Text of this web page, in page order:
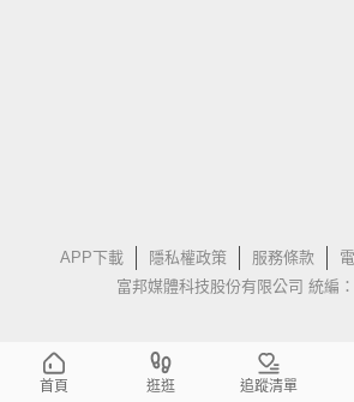
APP下載 隱私權政策 服務條款
富邦媒體科技股份有限公司 統編
首頁 逛逛 追蹤清單